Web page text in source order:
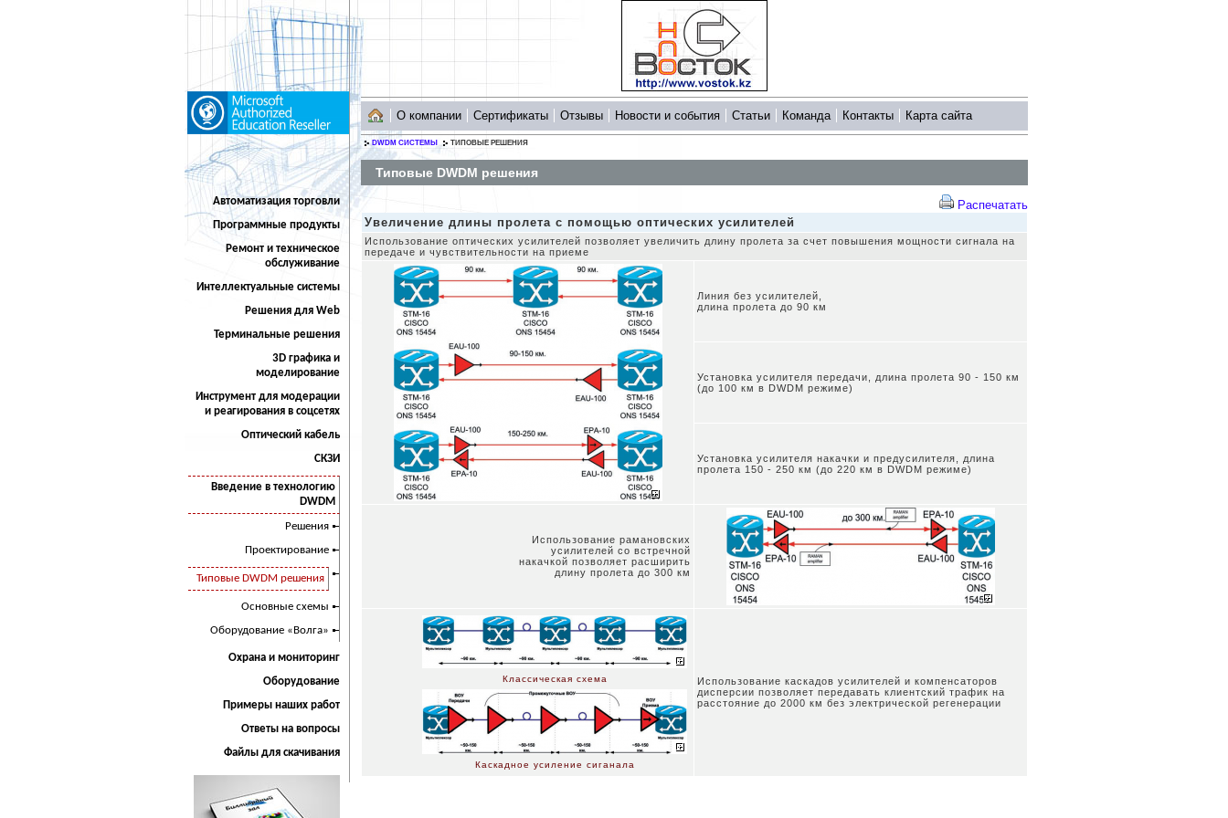
Автоматизация торговли
Программные продукты
Ремонт и техническое
обслуживание
Интеллектуальные системы
Решения для Web
Терминальные решения
3D графика и
моделирование
Инструмент для модерации
и реагирования в соцсетях
Оптический кабель
СКЗИ
Введение в технологию
DWDM
Решения
Проектирование
Типовые DWDM решения
Основные схемы
Оборудование «Волга»
Охрана и мониторинг
Оборудование
Примеры наших работ
Ответы на вопросы
Файлы для скачивания
О компании Сертификаты Отзывы Новости и события Статьи Команда Контакты Карта сайта
DWDM СИСТЕМЫ ТИПОВЫЕ РЕШЕНИЯ
Типовые DWDM решения
Распечатать
Увеличение длины пролета с помощью оптических усилителей
Использование оптических усилителей позволяет увеличить длину пролета за счет повышения мощности сигнала на
передаче и чувствительности на приеме
Линия без усилителей,
длина пролета до 90 км
Установка усилителя передачи, длина пролета 90 - 150 км
(до 100 км в DWDM режиме)
Установка усилителя накачки и предусилителя, длина
пролета 150 - 250 км (до 220 км в DWDM режиме)
Использование рамановских
усилителей со встречной
накачкой позволяет расширить
длину пролета до 300 км
Классическая схема
Каскадное усиление сиганала
Использование каскадов усилителей и компенсаторов
дисперсии позволяет передавать клиентский трафик на
расстояние до 2000 км без электрической регенерации